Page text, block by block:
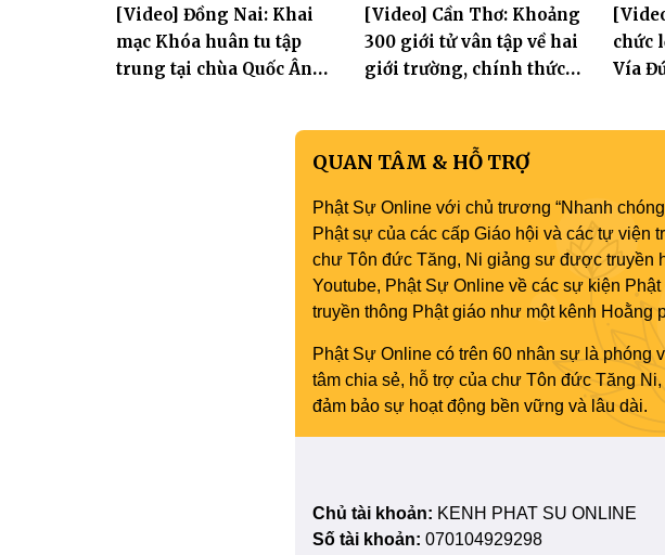
thần
[Video] Đồng Nai: Khai
mạc Khóa huân tu tập
trung tại chùa Quốc Ân
[Video] Cần Thơ: Khoảng
300 giới tử vân tập về hai
giới trường, chính thức
chức
Vía
QUAN TÂM & HỖ TRỢ
Phật Sự Online với chủ trương “Nhanh
Phật sự của các cấp Giáo hội và các tự viện
chư Tôn đức Tăng, Ni giảng sư được truyền
Youtube, Phật Sự Online về các sự kiện
truyền thông Phật giáo như một kênh Hoằng
Phật Sự Online có trên 60 nhân sự là phóng
tâm chia sẻ, hỗ trợ của chư Tôn đức Tăng
đảm bảo sự hoạt động bền vững và lâu dài.
Chủ tài khoản: KENH PHAT SU ONLINE
Số tài khoản: 070104929298